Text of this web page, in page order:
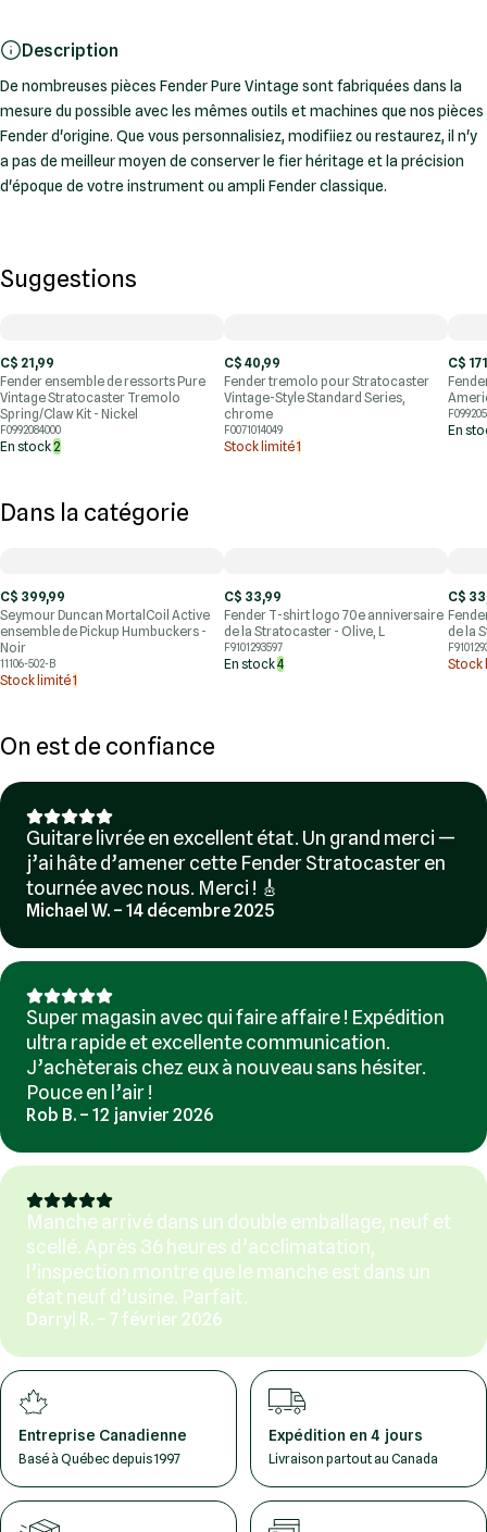
Description
De nombreuses pièces Fender Pure Vintage sont fabriquées dans la
mesure du possible avec les mêmes outils et machines que nos pièces
Fender d'origine. Que vous personnalisiez, modifiiez ou restaurez, il n'y
a pas de meilleur moyen de conserver le fier héritage et la précision
d'époque de votre instrument ou ampli Fender classique.
Suggestions
C$ 21,99
Fender ensemble de ressorts Pure
Vintage Stratocaster Tremolo
Spring/Claw Kit - Nickel
F0992084000
En stock2
C$ 40,99
Fender tremolo pour Stratocaster
Vintage-Style Standard Series,
chrome
F0071014049
Stock limité1
C$
En
Dans la catégorie
C$ 399,99
Seymour Duncan MortalCoil Active
ensemble de Pickup Humbuckers -
Noir
11106-502-B
Stock limité1
C$ 33,99
Fender T-shirt logo 70e anniversaire
de la Stratocaster - Olive, L
F9101293597
En stock4
C$
de la
Stock
On est de confiance
Guitare livrée en excellent état. Un grand merci —
j’ai hâte d’amener cette Fender Stratocaster en
tournée avec nous. Merci ! 🎸
Michael W. – 14 décembre 2025
Super magasin avec qui faire affaire ! Expédition
ultra rapide et excellente communication.
J’achèterais chez eux à nouveau sans hésiter.
Pouce en l’air !
Rob B. – 12 janvier 2026
Manche arrivé dans un double emballage, neuf et
scellé. Après 36 heures d’acclimatation,
l’inspection montre que le manche est dans un
état neuf d’usine. Parfait.
Darryl R. – 7 février 2026
Entreprise Canadienne
Basé à Québec depuis 1997
Expédition en 4 jours
Livraison partout au Canada